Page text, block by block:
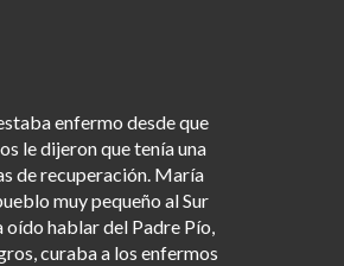
enfermo desde que
le dijeron que tenía una
de recuperación. María
muy pequeño al Sur
oído hablar del Padre Pío,
curaba a los enfermos